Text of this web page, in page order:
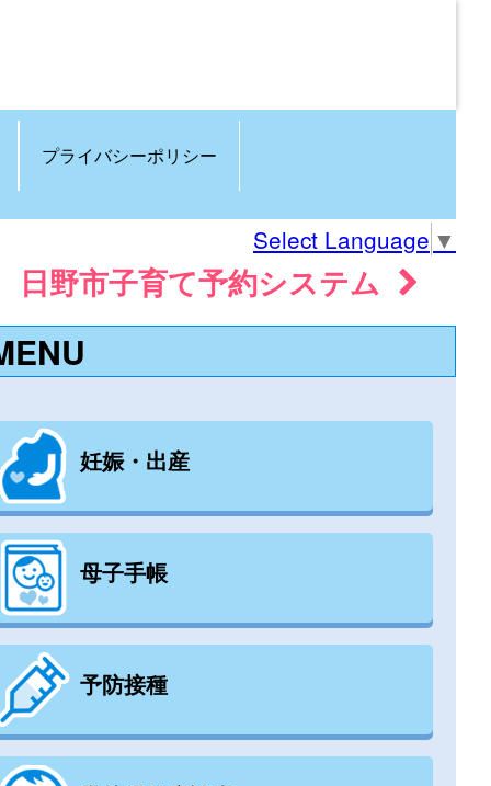
プライバシーポリシー
Select Language ▼
日野市子育て予約システム
妊娠・出産
母子手帳
予防接種